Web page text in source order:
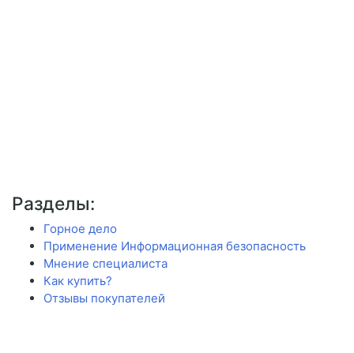
Разделы:
Горное дело
Применение Информационная безопасность
Мнение специалиста
Как купить?
Отзывы покупателей